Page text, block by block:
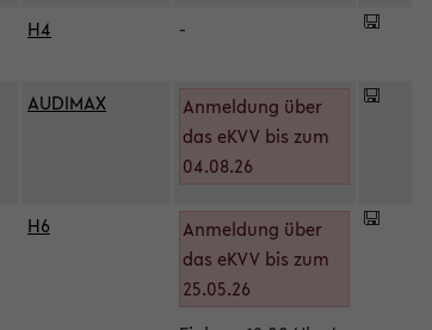
H4 -
AUDIMAX
Anmeldung über
das eKVV bis zum
04.08.26
H6
Anmeldung über
das eKVV bis zum
25.05.26